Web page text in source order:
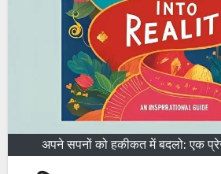
अपने सपनों को हकीकत में बदलो: एक